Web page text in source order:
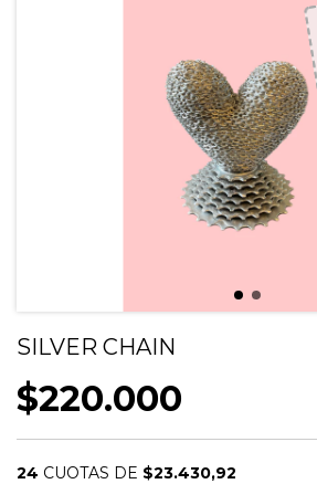
SILVER CHAIN
$220.000
24 CUOTAS DE $23.430,92